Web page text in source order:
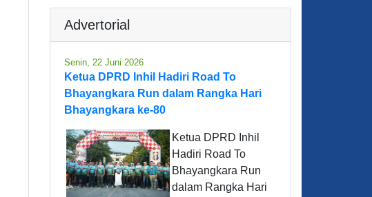
Advertorial
Senin, 22 Juni 2026
Ketua DPRD Inhil Hadiri Road To
Bhayangkara Run dalam Rangka Hari
Bhayangkara ke-80
Ketua DPRD Inhil
Hadiri Road To
Bhayangkara Run
dalam Rangka Hari